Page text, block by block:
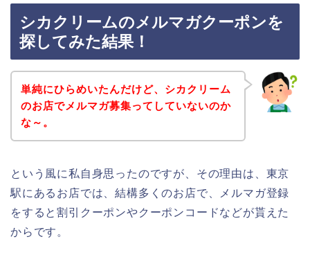
シカクリームのメルマガクーポンを
探してみた結果！
単純にひらめいたんだけど、シカクリーム
のお店でメルマガ募集ってしていないのか
な～。
という風に私自身思ったのですが、その理由は、東京
駅にあるお店では、結構多くのお店で、メルマガ登録
をすると割引クーポンやクーポンコードなどが貰えた
からです。